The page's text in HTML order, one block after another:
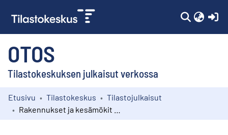
OTOS
Tilastokeskuksen julkaisut verkossa
Kokoelmat
Etusivu Tilastokeskus
Tilastojulkaisut